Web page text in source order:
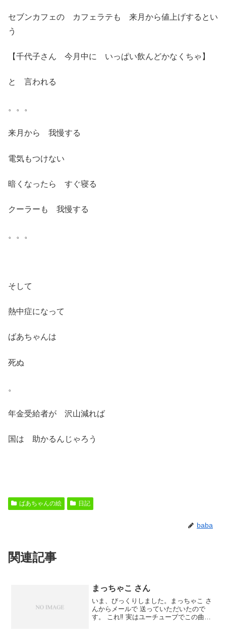
セブンカフェの カフェラテも 来月から値上げするとい
う
【千代子さん 今月中に いっぱい飲んどかなくちゃ】
と 言われる
。。。
来月から 我慢する
電気もつけない
暗くなったら すぐ寝る
クーラーも 我慢する
。。。
そして
熱中症になって
ばあちゃんは
死ぬ
。
年金受給者が 沢山減れば
国は 助かるんじゃろう
ばあちゃんの絵 日記
baba
関連記事
まっちゃこ さん
いま、びっくりしました。まっちゃこ さ
んからメールで 送っていただいたので
す。 これ‼️ 実はユーチューブでこの曲を